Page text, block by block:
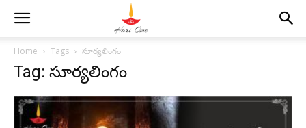
Home Tags సూర్యలింగం
Tag: సూర్యలింగం